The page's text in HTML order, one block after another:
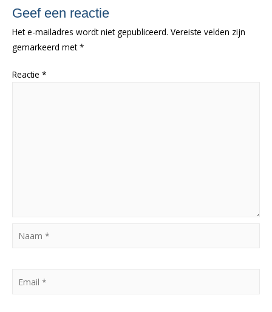
Geef een reactie
Het e-mailadres wordt niet gepubliceerd. Vereiste velden zijn
gemarkeerd met*
Reactie *
Naam